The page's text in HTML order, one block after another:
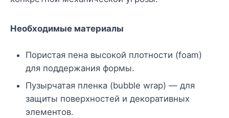
Необходимые материалы
Пористая пена высокой плотности (foam)
для поддержания формы.
Пузырчатая пленка (bubble wrap) — для
защиты поверхностей и декоративных
элементов.